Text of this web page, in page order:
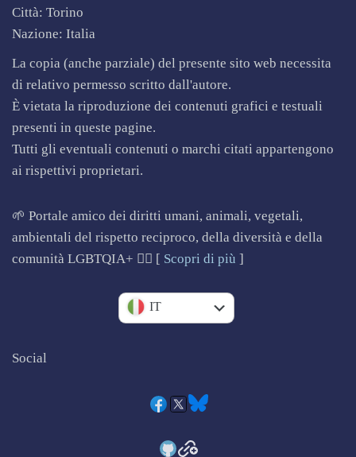
Città: Torino
Nazione: Italia
La copia (anche parziale) del presente sito web necessita
di relativo permesso scritto dall'autore.
È vietata la riproduzione dei contenuti grafici e testuali
presenti in queste pagine.
Tutti gli eventuali contenuti o marchi citati appartengono
ai rispettivi proprietari.
🌱 Portale amico dei diritti umani, animali, vegetali,
ambientali del rispetto reciproco, della diversità e della
comunità LGBTQIA+ 🏳️‍🌈 [ Scopri di più ]
EN
IT
Social